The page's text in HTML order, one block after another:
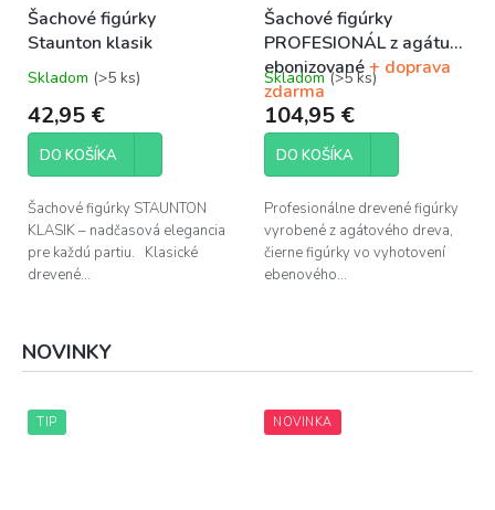
Šachové figúrky
Staunton klasik
Priemerné
produktu
5,0
5
hviezdičiek.
Skladom (>5 ks)
42,95 €
DO KOŠÍKA
Šachové figúrky STAUNTON
KLASIK – nadčasová elegancia
pre každú partiu. Klasické
drevené...
Šachové figúrky
PROFESIONÁL z agátu
ebonizované+ doprava
zdarma
Priemerné
hodnotenie
produktu
5,0
5
hviezdičiek.
Skladom(>5 ks)
104,95 €
DO KOŠÍKA
Profesionálne drevené figúrky
vyrobené z agátového dreva,
čierne figúrky vo vyhotovení
ebenového...
NOVINKY
TIP NOVINKA